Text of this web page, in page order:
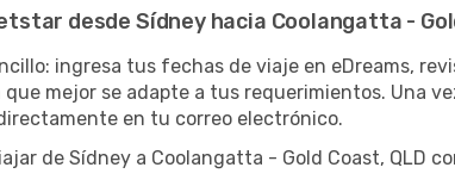
desde Sídney hacia Coolangatta -
ingresa tus fechas de viaje en eDreams,
mejor se adapte a tus requerimientos. Una
en tu correo electrónico.
de Sídney a Coolangatta - Gold Coast, QLD